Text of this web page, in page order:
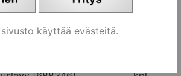
[688341]
sivusto käyttää evästeitä.